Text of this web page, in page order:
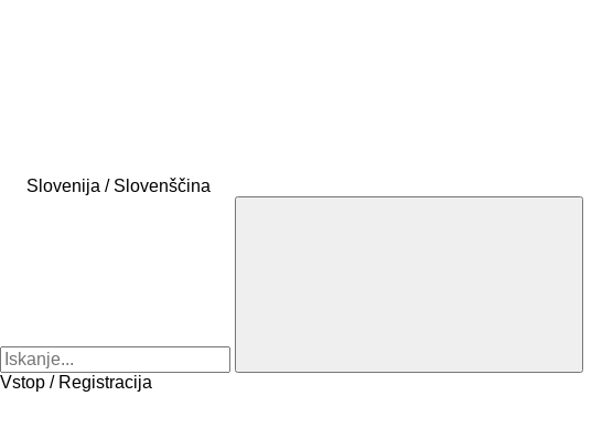
Slovenija / Slovenščina
Vstop / Registracija